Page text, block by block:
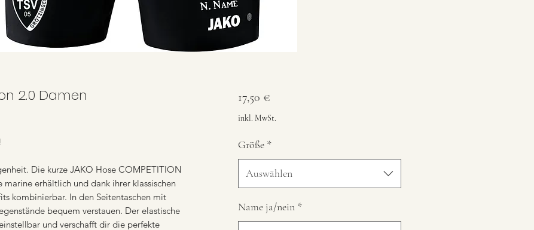
2.0 Damen
Die kurze JAKO Hose COMPETITION
marine erhältlich und dank ihrer klassischen
kombinierbar. In den Seitentaschen mit
bequem verstauen. Der elastische
und verschafft dir die perfekte
17,50 €Preis
inkl. MwSt.
Größe *
Auswählen
Name ja/nein *